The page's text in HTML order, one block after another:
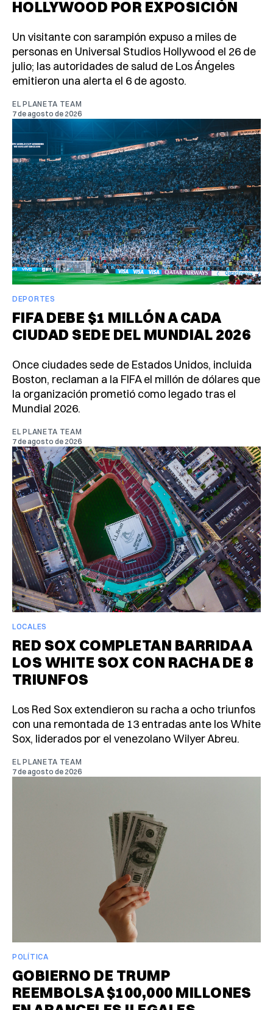
HOLLYWOOD POR EXPOSICIÓN
Un visitante con sarampión expuso a miles de
personas en Universal Studios Hollywood el 26 de
julio; las autoridades de salud de Los Ángeles
emitieron una alerta el 6 de agosto.
EL PLANETA TEAM
7 de agosto de 2026
DEPORTES
FIFA DEBE $1 MILLÓN A CADA
CIUDAD SEDE DEL MUNDIAL 2026
Once ciudades sede de Estados Unidos, incluida
Boston, reclaman a la FIFA el millón de dólares que
la organización prometió como legado tras el
Mundial 2026.
EL PLANETA TEAM
7 de agosto de 2026
LOCALES
RED SOX COMPLETAN BARRIDA A
LOS WHITE SOX CON RACHA DE 8
TRIUNFOS
Los Red Sox extendieron su racha a ocho triunfos
con una remontada de 13 entradas ante los White
Sox, liderados por el venezolano Wilyer Abreu.
EL PLANETA TEAM
7 de agosto de 2026
POLÍTICA
GOBIERNO DE TRUMP
REEMBOLSA $100,000 MILLONES